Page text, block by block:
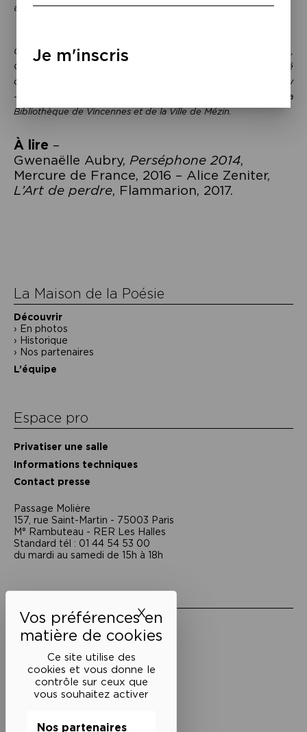
Ce site utilise des
cookies et vous donne le
contrôle sur ceux que
vous souhaitez activer
Nos partenaires
XMasquer le bandeau des
avoir marché sur la Lune.
Coproduction commande du festival concordan(s)e, Le Phare,
Centre chorégraphique national du Havre, Communauté
d’agglomération de Marne et Gondoire, Parc culturel de Rentilly
– Michel Chartier,
avec le soutien de la
Bibliothèque de Vincennes et de la Ville de Mézin.
À lire –
Gwenaëlle Aubry, Perséphone 2014,
Mercure de France, 2016 – Alice Zeniter,
L’Art de perdre, Flammarion, 2017.
La Maison de la Poésie
Découvrir
En photos
Historique
Nos partenaires
L’équipe
Espace pro
Privatiser une salle
Informations techniques
Contact presse
Passage Moliėre
157, rue Saint-Martin - 75003 Paris
M° Rambuteau - RER Les Halles
Standard tél : 01 44 54 53 00
du mardi au samedi de 15h à 18h
Mentions légales
Politique de confidentialité
Conditions générales de vente
Cookies
Restons en lien
Je m'inscris